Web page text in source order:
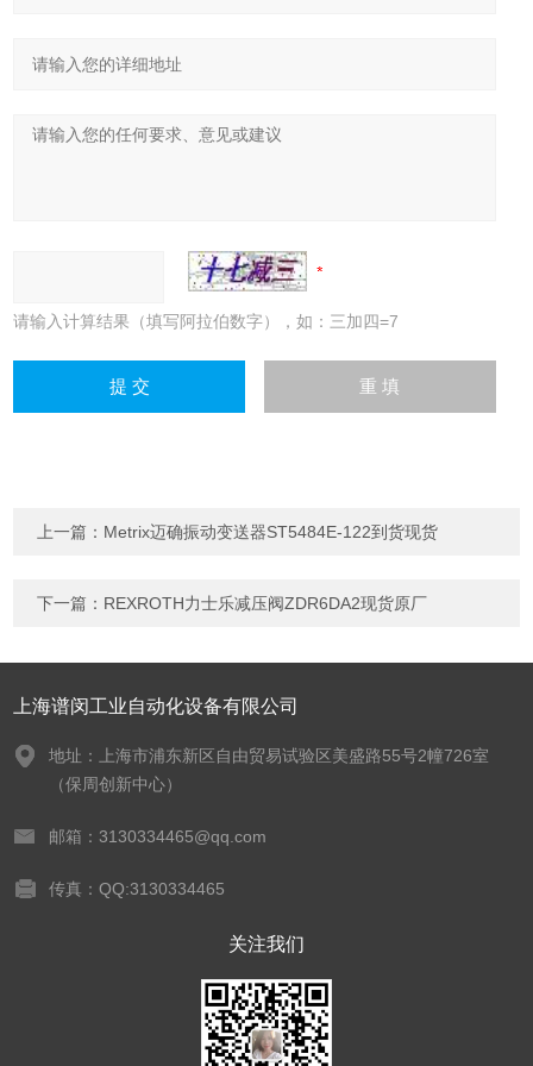
请输入计算结果（填写阿拉伯数字），如：三加四=7
上一篇： Metrix迈确振动变送器ST5484E-122到货现货
下一篇： REXROTH力士乐减压阀ZDR6DA2现货原厂
上海谱闵工业自动化设备有限公司
地址：上海市浦东新区自由贸易试验区美盛路55号2幢726室
（保周创新中心）
邮箱：3130334465@qq.com
传真：QQ:3130334465
关注我们